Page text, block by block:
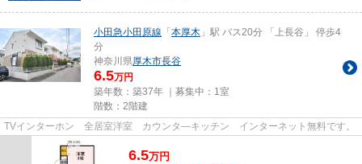
小田急小田原線 「本厚木 」駅 バス20分 「上長谷」 停歩4
分
神奈川県厚木市長谷
6.5万円
築年数：築37年 ｜募集中： 1室
階数：2階建
TVインターホン 全居室洋室 カウンタ―キッチン インターネット無料です。
6.5万円